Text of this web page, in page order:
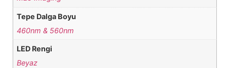
Tepe Dalga Boyu
460nm & 560nm
LED Rengi
Beyaz